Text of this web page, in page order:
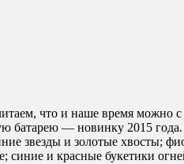
что и наше время можно
батарею — новинку 2015
звезды и золотые хвосты;
синие и красные букетики